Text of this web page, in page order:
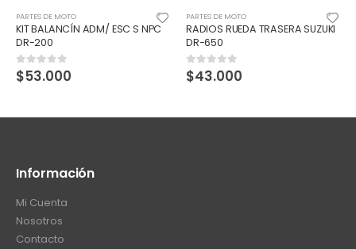
PARTES DE MOTO
KIT BALANCÍN ADM/ ESC S NPC
DR-200
0out of 5
$53.000
PARTES DE MOTO
RADIOS RUEDA TRASERA SUZUKI
DR-650
0out of 5
$43.000
Información
Mi Cuenta
Nosotros
Contacto